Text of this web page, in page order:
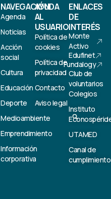
NAVEGACIÓN
Agenda
Noticias
Acción
social
Cultura
Educación
Deporte
Medioambiente
Emprendimiento
Información
corporativa
AYUDA
AL
USUARIO
Política de
cookies
Política de
privacidad
Contacto
Aviso legal
ENLACES
DE
INTERÉS
Monte
Activo
Edufinet
Fundalogy
Club de
voluntarios
Colegios
Instituto
UTAMED
Canal de
cumplimiento